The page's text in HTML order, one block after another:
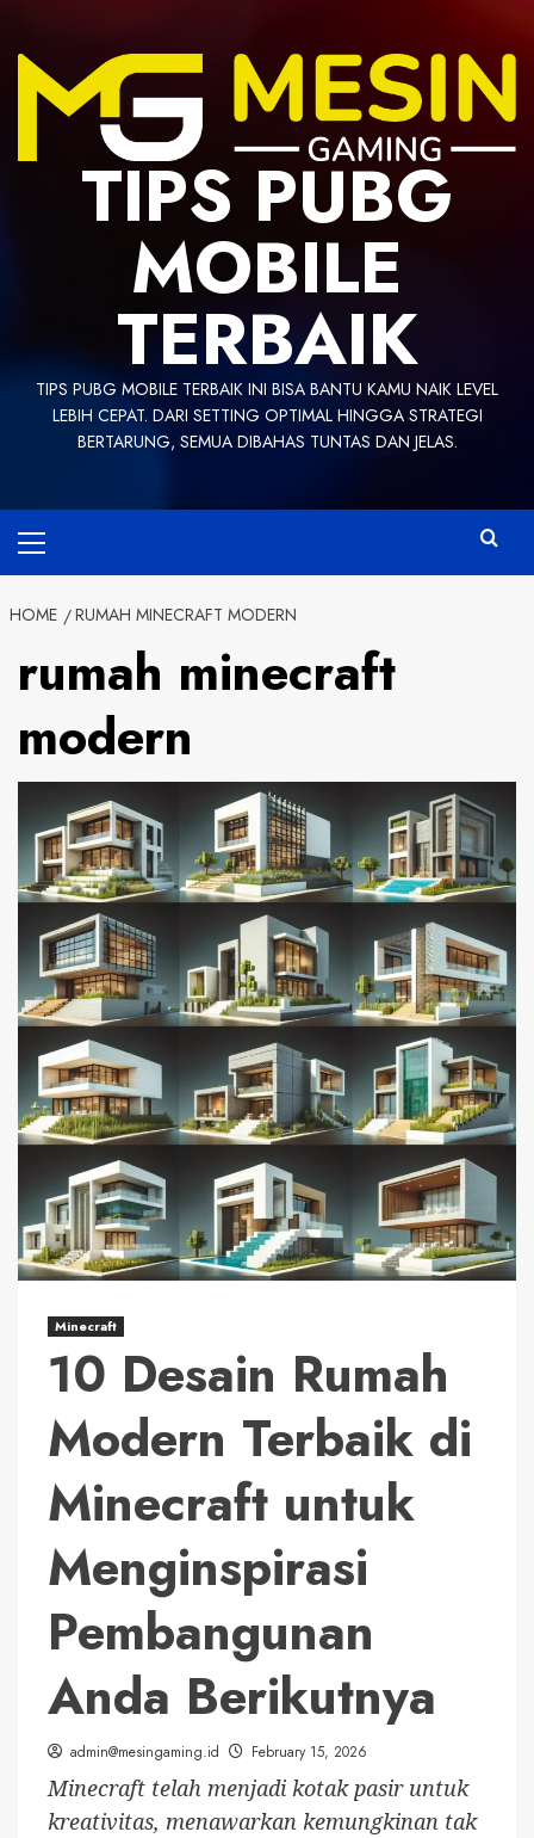
content
TIPS PUBG
MOBILE
TERBAIK
TIPS PUBG MOBILE TERBAIK INI BISA BANTU KAMU NAIK LEVEL
LEBIH CEPAT. DARI SETTING OPTIMAL HINGGA STRATEGI
BERTARUNG, SEMUA DIBAHAS TUNTAS DAN JELAS.
Menu
HOME RUMAH MINECRAFT MODERN
rumah minecraft
modern
Minecraft
10 Desain Rumah
Modern Terbaik di
Minecraft untuk
Menginspirasi
Pembangunan
Anda Berikutnya
admin@mesingaming.id February 15, 2026
Minecraft telah menjadi kotak pasir untuk
kreativitas, menawarkan kemungkinan tak